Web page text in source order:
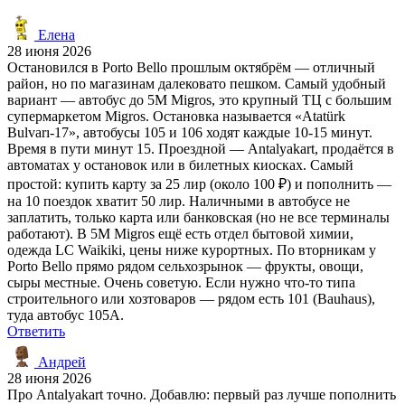
Елена
28 июня 2026
Остановился в Porto Bello прошлым октябрём — отличный
район, но по магазинам далековато пешком. Самый удобный
вариант — автобус до 5M Migros, это крупный ТЦ с большим
супермаркетом Migros. Остановка называется «Atatürk
Bulvarı-17», автобусы 105 и 106 ходят каждые 10-15 минут.
Время в пути минут 15. Проездной — Antalyakart, продаётся в
автоматах у остановок или в билетных киосках. Самый
простой: купить карту за 25 лир (около 100 ₽) и пополнить —
на 10 поездок хватит 50 лир. Наличными в автобусе не
заплатить, только карта или банковская (но не все терминалы
работают). В 5M Migros ещё есть отдел бытовой химии,
одежда LC Waikiki, цены ниже курортных. По вторникам у
Porto Bello прямо рядом сельхозрынок — фрукты, овощи,
сыры местные. Очень советую. Если нужно что-то типа
строительного или хозтоваров — рядом есть 101 (Bauhaus),
туда автобус 105A.
Ответить
Андрей
28 июня 2026
Про Antalyakart точно. Добавлю: первый раз лучше пополнить